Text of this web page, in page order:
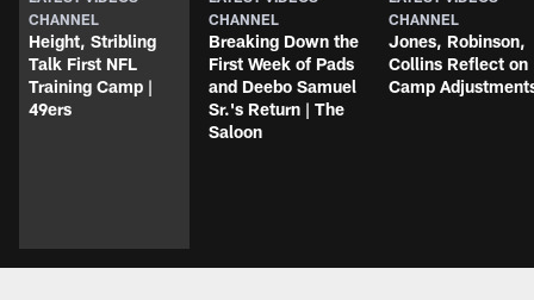
CHANNEL
Height, Stribling
Talk First NFL
Training Camp |
49ers
CHANNEL
Breaking Down the
First Week of Pads
and Deebo Samuel
Sr.'s Return | The
Saloon
CHANNEL
Jones, Robinson,
Collins Reflect on
Camp